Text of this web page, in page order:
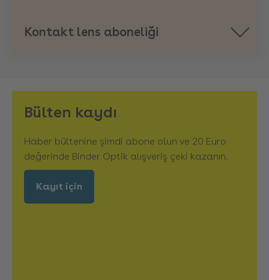
Kontakt lens aboneliği
Bülten kaydı
Haber bültenine şimdi abone olun ve 20 Euro
değerinde Binder Optik alışveriş çeki kazanın.
Kayıt için